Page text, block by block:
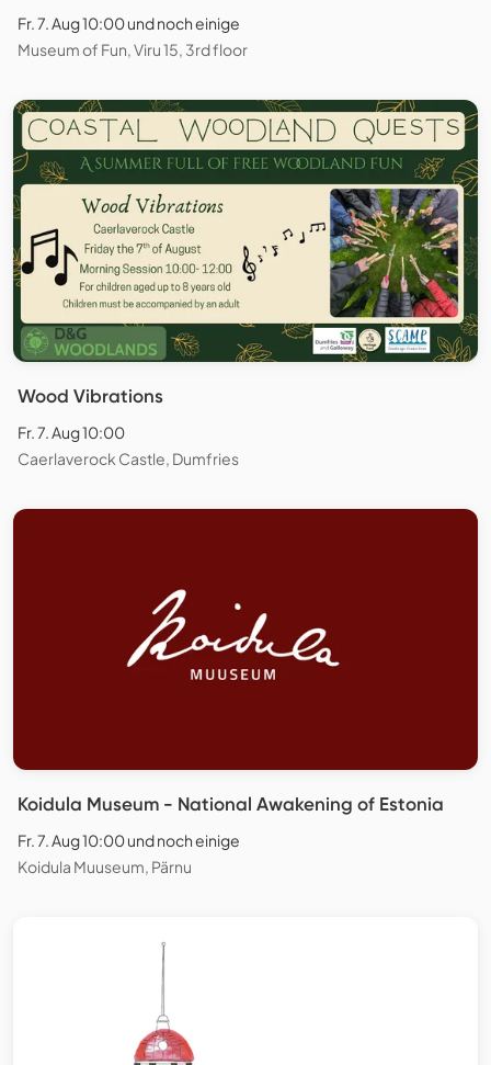
Fr. 7. Aug 10:00 und noch einige
Museum of Fun, Viru 15, 3rd floor
Wood Vibrations
Fr. 7. Aug 10:00
Caerlaverock Castle, Dumfries
Koidula Museum - National Awakening of Estonia
Fr. 7. Aug 10:00 und noch einige
Koidula Muuseum, Pärnu